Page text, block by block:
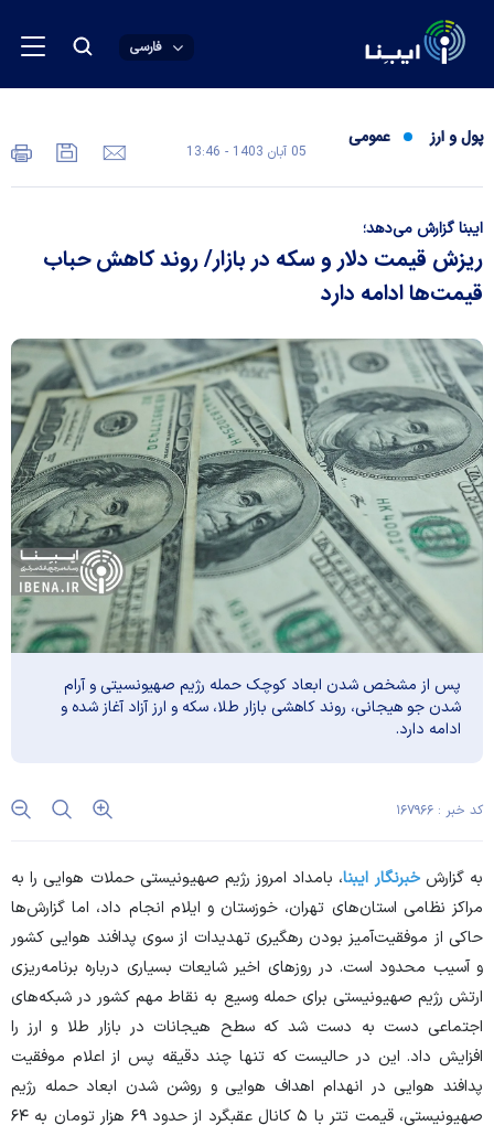
فارسی
پول و ارز عمومی
05 آبان 1403 - 13:46
ایبنا گزارش می‌دهد؛
ریزش قیمت دلار و سکه در بازار/ روند کاهش حباب
قیمت‌ها ادامه دارد
پس از مشخص شدن ابعاد کوچک حمله رژیم صهیونسیتی و آرام
شدن جو هیجانی، روند کاهشی بازار طلا، سکه و ارز آزاد آغاز شده و
ادامه دارد.
کد خبر : ۱۶۷۹۶۶
به گزارشخبرنگار ایبنا، بامداد امروز رژیم صهیونیستی حملات هوایی را به
مراکز نظامی استان‌های تهران، خوزستان و ایلام انجام داد، اما گزارش‌ها
حاکی از موفقیت‌آمیز بودن رهگیری تهدیدات از سوی پدافند هوایی کشور
و آسیب محدود است. در روز‌های اخیر شایعات بسیاری درباره برنامه‌ریزی
ارتش رژیم صهیونیستی برای حمله وسیع به نقاط مهم کشور در شبکه‌های
اجتماعی دست به دست شد که سطح هیجانات در بازار طلا و ارز را
افزایش داد. این در حالیست که تنها چند دقیقه پس از اعلام موفقیت
پدافند هوایی در انهدام اهداف هوایی و روشن شدن ابعاد حمله رژیم
صهیونیستی، قیمت تتر با ۵ کانال عقبگرد از حدود ۶۹ هزار تومان به ۶۴